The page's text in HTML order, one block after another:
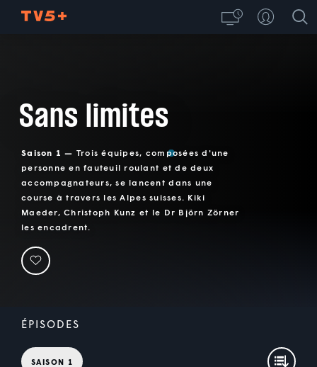
Sans limites
Saison 1 — Trois équipes, composées d'une
personne en fauteuil roulant et de deux
accompagnateurs, se lancent dans une
course à travers les Alpes suisses. Kiki
Maeder, Christoph Kunz et le Dr Björn Zörner
les encadrent.
ÉPISODES
SAISON 1